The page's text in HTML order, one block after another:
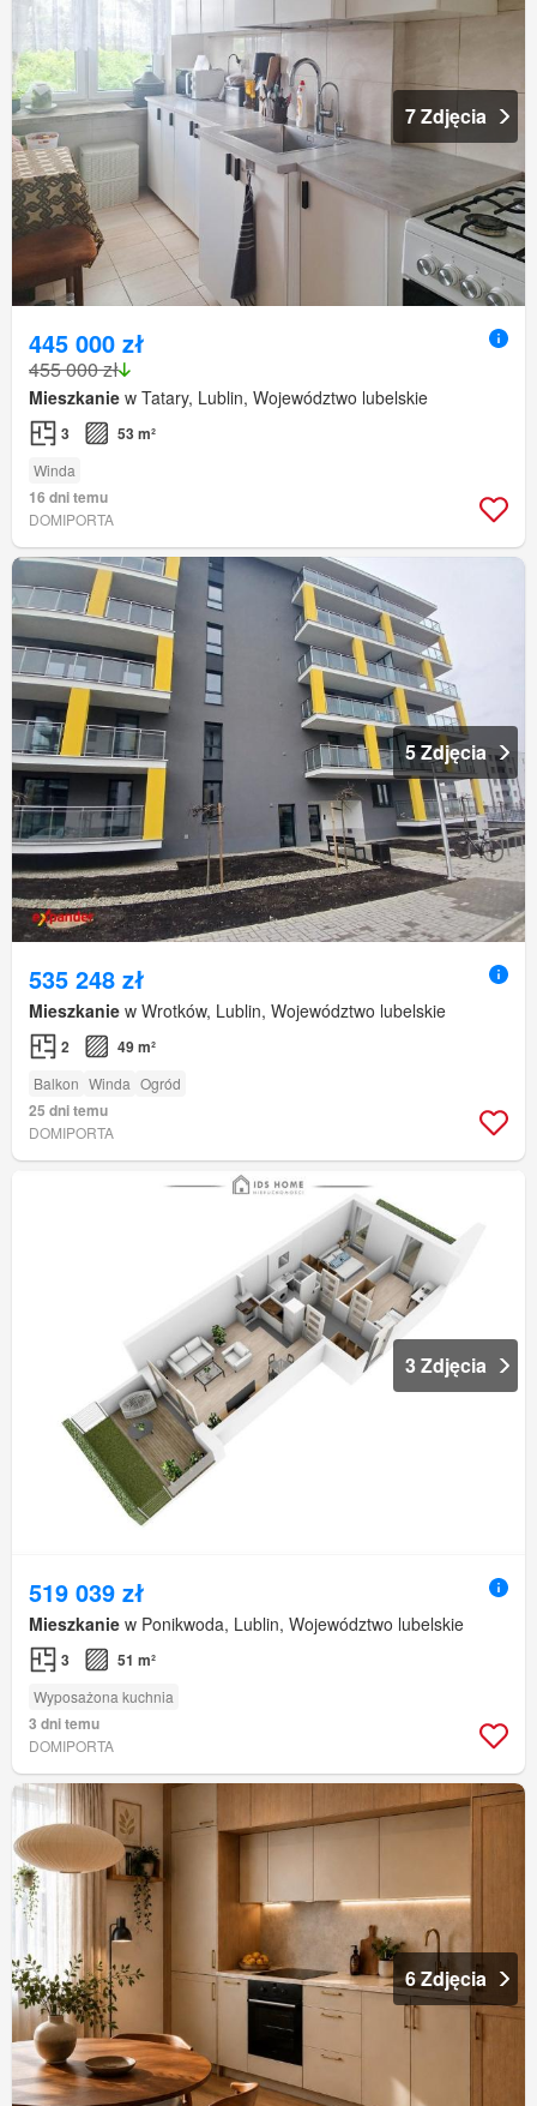
7 Zdjęcia
445 000 zł
455 000 zł
Mieszkanie w Tatary, Lublin, Województwo lubelskie
3 53 m²
Winda
16 dni temu
DOMIPORTA
5 Zdjęcia
535 248 zł
Mieszkanie w Wrotków, Lublin, Województwo lubelskie
2 49 m²
Balkon Winda Ogród
25 dni temu
DOMIPORTA
3 Zdjęcia
519 039 zł
Mieszkanie w Ponikwoda, Lublin, Województwo lubelskie
3 51 m²
Wyposażona kuchnia
3 dni temu
DOMIPORTA
6 Zdjęcia